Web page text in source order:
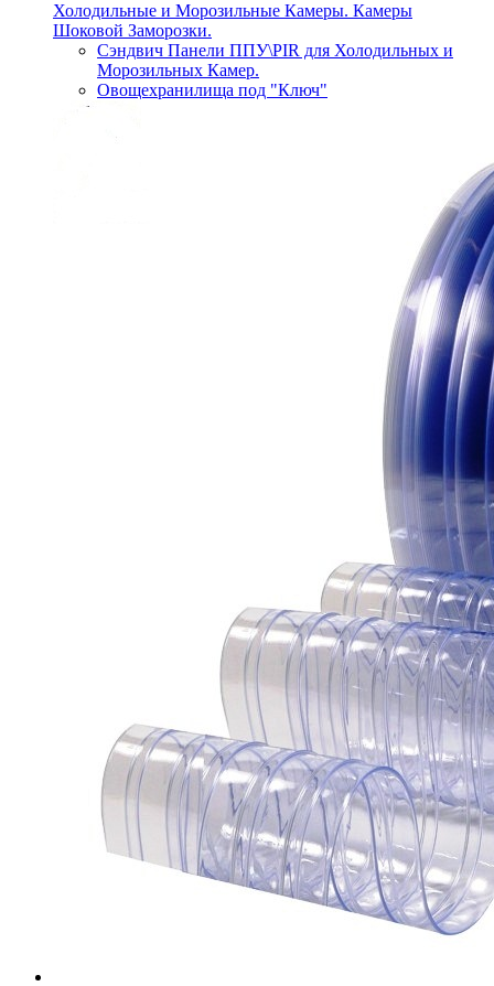
Холодильные и Морозильные Камеры. Камеры
Шоковой Заморозки.
Сэндвич Панели ППУ\PIR для Холодильных и
Морозильных Камер.
Овощехранилища под "Ключ"